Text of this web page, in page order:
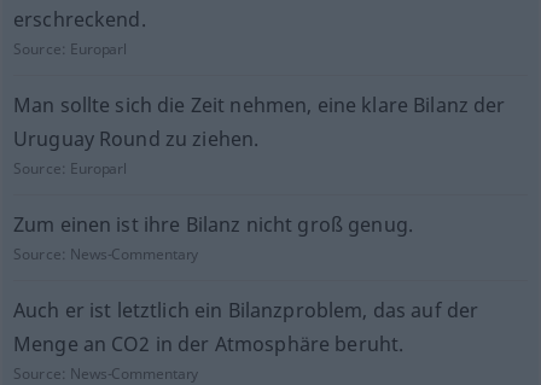
erschreckend.
Source: Europarl
Man sollte sich die Zeit nehmen, eine klare Bilanz der
Uruguay Round zu ziehen.
Source: Europarl
Zum einen ist ihre Bilanz nicht groß genug.
Source: News-Commentary
Auch er ist letztlich ein Bilanzproblem, das auf der
Menge an CO2 in der Atmosphäre beruht.
Source: News-Commentary